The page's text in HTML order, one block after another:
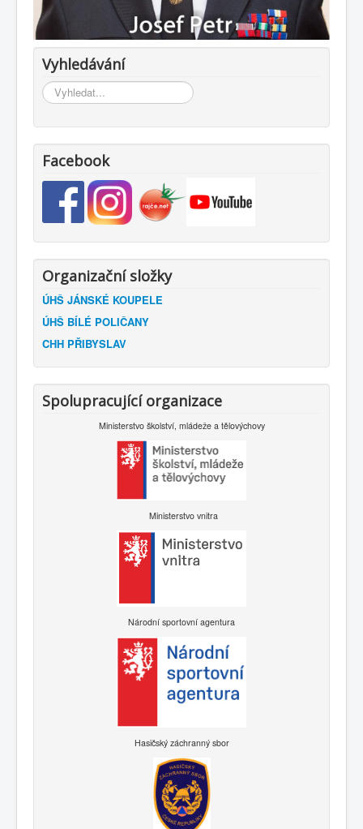
Vyhledávání
Vyhledávání...
Facebook
Organizační složky
ÚHŠ JÁNSKÉ KOUPELE
ÚHŠ BÍLÉ POLIČANY
CHH PŘIBYSLAV
Spolupracující organizace
Ministerstvo školství, mládeže a tělovýchovy
Ministerstvo vnitra
Národní sportovní agentura
Hasičský záchranný sbor